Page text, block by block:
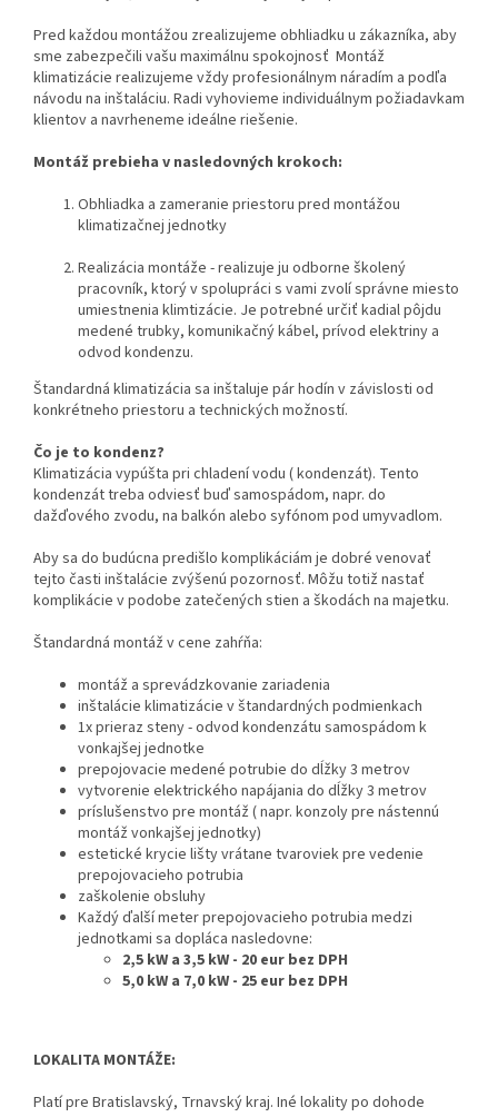
Pred každou montážou zrealizujeme obhliadku u zákazníka, aby
sme zabezpečili vašu maximálnu spokojnosť Montáž
klimatizácie realizujeme vždy profesionálnym náradím a podľa
návodu na inštaláciu. Radi vyhovieme individuálnym požiadavkam
klientov a navrheneme ideálne riešenie.
Montáž prebieha v nasledovných krokoch:
Obhliadka a zameranie priestoru pred montážou
klimatizačnej jednotky
Realizácia montáže - realizuje ju odborne školený
pracovník, ktorý v spolupráci s vami zvolí správne miesto
umiestnenia klimtizácie. Je potrebné určiť kadial pôjdu
medené trubky, komunikačný kábel, prívod elektriny a
odvod kondenzu.
Štandardná klimatizácia sa inštaluje pár hodín v závislosti od
konkrétneho priestoru a technických možností.
Čo je to kondenz?
Klimatizácia vypúšta pri chladení vodu ( kondenzát). Tento
kondenzát treba odviesť buď samospádom, napr. do
dažďového zvodu, na balkón alebo syfónom pod umyvadlom.
Aby sa do budúcna predišlo komplikáciám je dobré venovať
tejto časti inštalácie zvýšenú pozornosť. Môžu totiž nastať
komplikácie v podobe zatečených stien a škodách na majetku.
Štandardná montáž v cene zahŕňa:
montáž a sprevádzkovanie zariadenia
inštalácie klimatizácie v štandardných podmienkach
1x prieraz steny - odvod kondenzátu samospádom k
vonkajšej jednotke
prepojovacie medené potrubie do dĺžky 3 metrov
vytvorenie elektrického napájania do dĺžky 3 metrov
príslušenstvo pre montáž ( napr. konzoly pre nástennú
montáž vonkajšej jednotky)
estetické krycie lišty vrátane tvaroviek pre vedenie
prepojovacieho potrubia
zaškolenie obsluhy
Každý ďalší meter prepojovacieho potrubia medzi
jednotkami sa dopláca nasledovne:
2,5 kW a 3,5 kW - 20 eur bez DPH
5,0 kW a 7,0 kW - 25 eur bez DPH
LOKALITA MONTÁŽE:
Platí pre Bratislavský, Trnavský kraj. Iné lokality po dohode